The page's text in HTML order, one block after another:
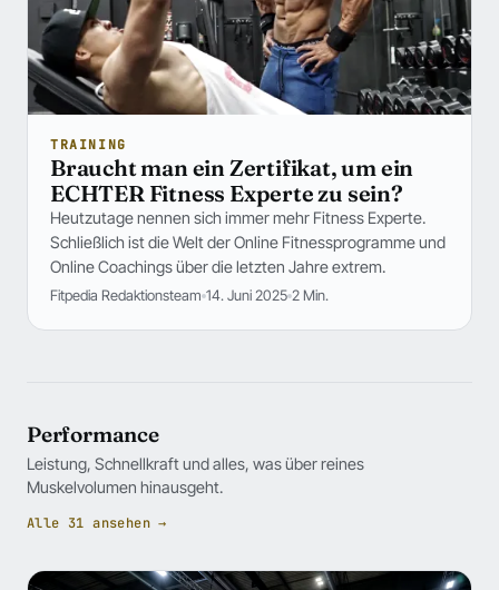
TRAINING
Braucht man ein Zertifikat, um ein
ECHTER Fitness Experte zu sein?
Heutzutage nennen sich immer mehr Fitness Experte.
Schließlich ist die Welt der Online Fitnessprogramme und
Online Coachings über die letzten Jahre extrem.
Fitpedia Redaktionsteam 14. Juni 2025 2 Min.
Performance
Leistung, Schnellkraft und alles, was über reines
Muskelvolumen hinausgeht.
Alle 31 ansehen →